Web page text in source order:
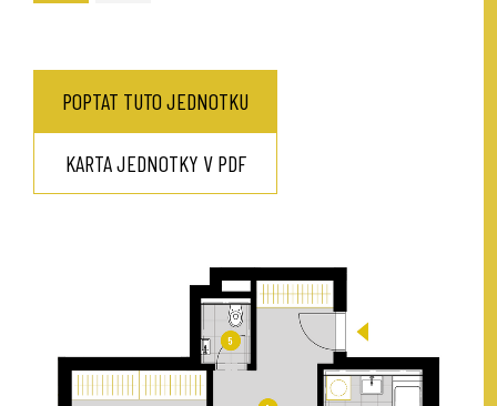
POPTAT TUTO JEDNOTKU
KARTA JEDNOTKY V PDF